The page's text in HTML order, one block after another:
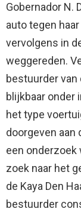
Gobernador N.
auto tegen
vervolgens in
weggereden.
bestuurder van
blijkbaar onder
het type
doorgeven aan
een onderzoek
zoek naar het
de Kaya Den
bestuurder